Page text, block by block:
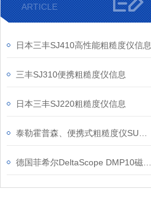
ARTICLE
日本三丰SJ410高性能粗糙度仪信息
三丰SJ310便携粗糙度仪信息
日本三丰SJ220粗糙度仪信息